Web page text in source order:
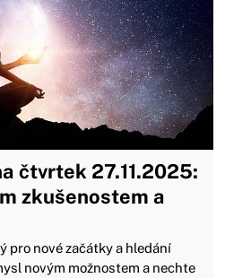
čtvrtek 27.11.2025:
zkušenostem a
pro nové začátky a hledání
novým možnostem a nechte